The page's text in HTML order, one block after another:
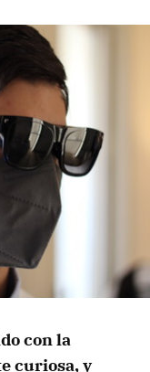
con la
curiosa, y